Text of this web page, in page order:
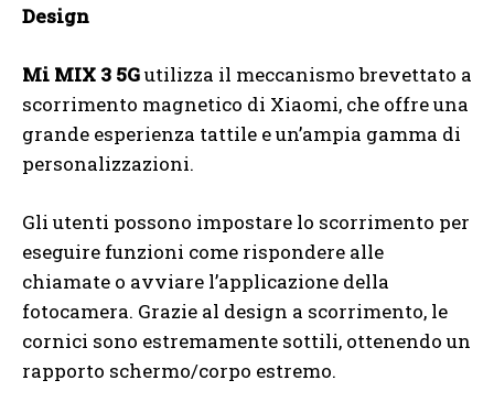
Design
Mi MIX 3 5Gutilizza il meccanismo brevettato a
scorrimento magnetico di Xiaomi, che offre una
grande esperienza tattile e un’ampia gamma di
personalizzazioni.
Gli utenti possono impostare lo scorrimento per
eseguire funzioni come rispondere alle
chiamate o avviare l’applicazione della
fotocamera. Grazie al design a scorrimento, le
cornici sono estremamente sottili, ottenendo un
rapporto schermo/corpo estremo.